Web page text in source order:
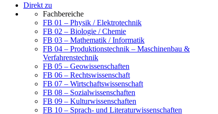
Direkt zu
Fachbereiche
FB 01 – Physik / Elektrotechnik
FB 02 – Biologie / Chemie
FB 03 – Mathematik / Informatik
FB 04 – Produktionstechnik – Maschinenbau &
Verfahrenstechnik
FB 05 – Geowissenschaften
FB 06 – Rechtswissenschaft
FB 07 – Wirtschaftswissenschaft
FB 08 – Sozialwissenschaften
FB 09 – Kulturwissenschaften
FB 10 – Sprach- und Literaturwissenschaften